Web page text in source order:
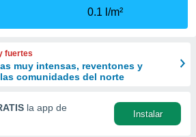
0.1 l/m²
fuertes
muy intensas, reventones y
comunidades del norte
la app de
Instalar